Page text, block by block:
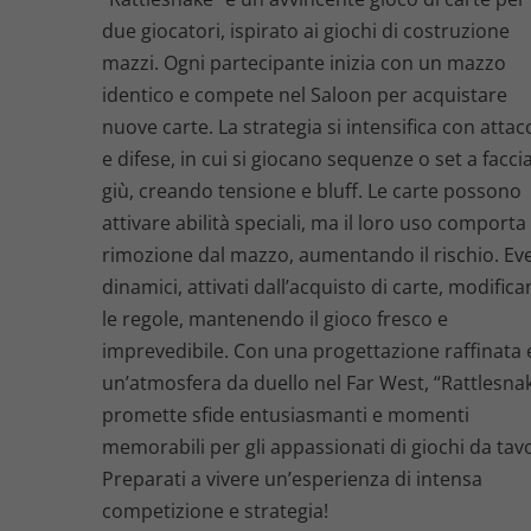
due giocatori, ispirato ai giochi di costruzione
mazzi. Ogni partecipante inizia con un mazzo
identico e compete nel Saloon per acquistare
nuove carte. La strategia si intensifica con
e difese, in cui si giocano sequenze o set a
giù, creando tensione e bluff. Le carte possono
attivare abilità speciali, ma il loro uso comporta
rimozione dal mazzo, aumentando il rischio.
dinamici, attivati dall’acquisto di carte,
le regole, mantenendo il gioco fresco e
imprevedibile. Con una progettazione raffinata
un’atmosfera da duello nel Far West,
promette sfide entusiasmanti e momenti
memorabili per gli appassionati di giochi da
Preparati a vivere un’esperienza di intensa
competizione e strategia!